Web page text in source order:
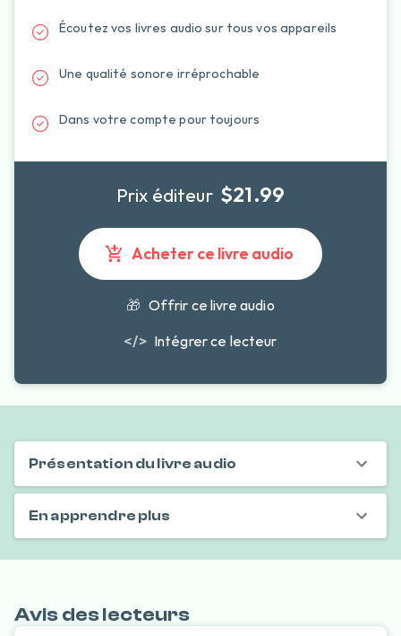
Écoutez vos livres audio sur tous vos appareils
Une qualité sonore irréprochable
Dans votre compte pour toujours
Prix éditeur $21.99
Acheter ce livre audio
🎁 Offrir ce livre audio
</> Intégrer ce lecteur
Présentation du livre audio
En apprendre plus
Avis des lecteurs